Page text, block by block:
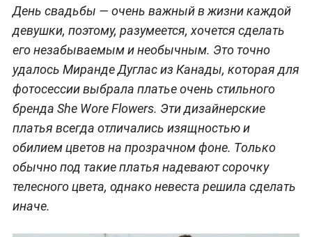
День свадьбы — очень важный в жизни каждой
девушки, поэтому, разумеется, хочется сделать
его незабываемым и необычным. Это точно
удалось Миранде Дуглас из Канады, которая для
фотосессии выбрала платье очень стильного
бренда She Wore Flowers. Эти дизайнерские
платья всегда отличались изящностью и
обилием цветов на прозрачном фоне. Только
обычно под такие платья надевают сорочку
телесного цвета, однако невеста решила сделать
иначе.